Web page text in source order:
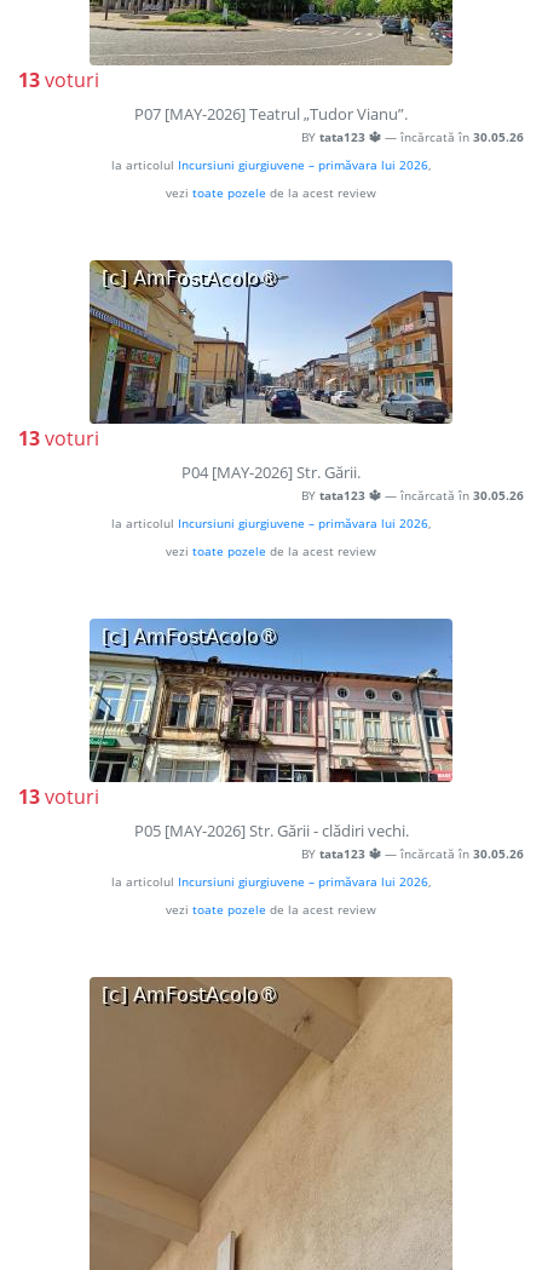
13voturi
P07 [MAY-2026] Teatrul „Tudor Vianu”.
BY tata123 🔱 — încărcată în 30.05.26
la articolul Incursiuni giurgiuvene – primăvara lui 2026,
vezi toate pozele de la acest review
13voturi
P04 [MAY-2026] Str. Gării.
BY tata123 🔱 — încărcată în 30.05.26
la articolul Incursiuni giurgiuvene – primăvara lui 2026,
vezi toate pozele de la acest review
13voturi
P05 [MAY-2026] Str. Gării - clădiri vechi.
BY tata123 🔱 — încărcată în 30.05.26
la articolul Incursiuni giurgiuvene – primăvara lui 2026,
vezi toate pozele de la acest review